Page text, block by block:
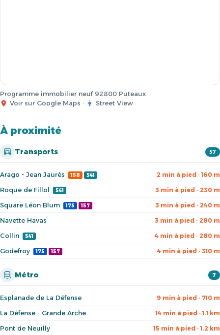
Programme immobilier neuf 92800 Puteaux
Voir sur Google Maps · Street View
À proximité
Transports 57
Arago - Jean Jaurès 158 541 2 min à pied · 160 m
Roque de Fillol 541 3 min à pied · 230 m
Square Léon Blum 175 157 3 min à pied · 240 m
Navette Havas 3 min à pied · 280 m
Collin 541 4 min à pied · 280 m
Godefroy 175 157 4 min à pied · 310 m
Métro 7
Esplanade de La Défense 9 min à pied · 710 m
La Défense - Grande Arche 14 min à pied · 1.1 km
Pont de Neuilly 15 min à pied · 1.2 km